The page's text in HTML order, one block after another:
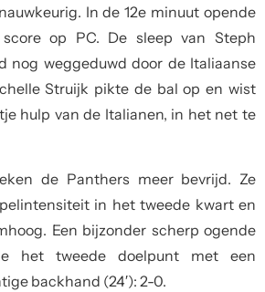
In de 12e minuut opende
op PC. De sleep van Steph
nog weggeduwd door de Italiaanse
Struijk pikte de bal op en wist
hulp van de Italianen, in het net te
de Panthers meer bevrijd. Ze
in het tweede kwart en
Een bijzonder scherp ogende
het tweede doelpunt met een
backhand (24′): 2-0.